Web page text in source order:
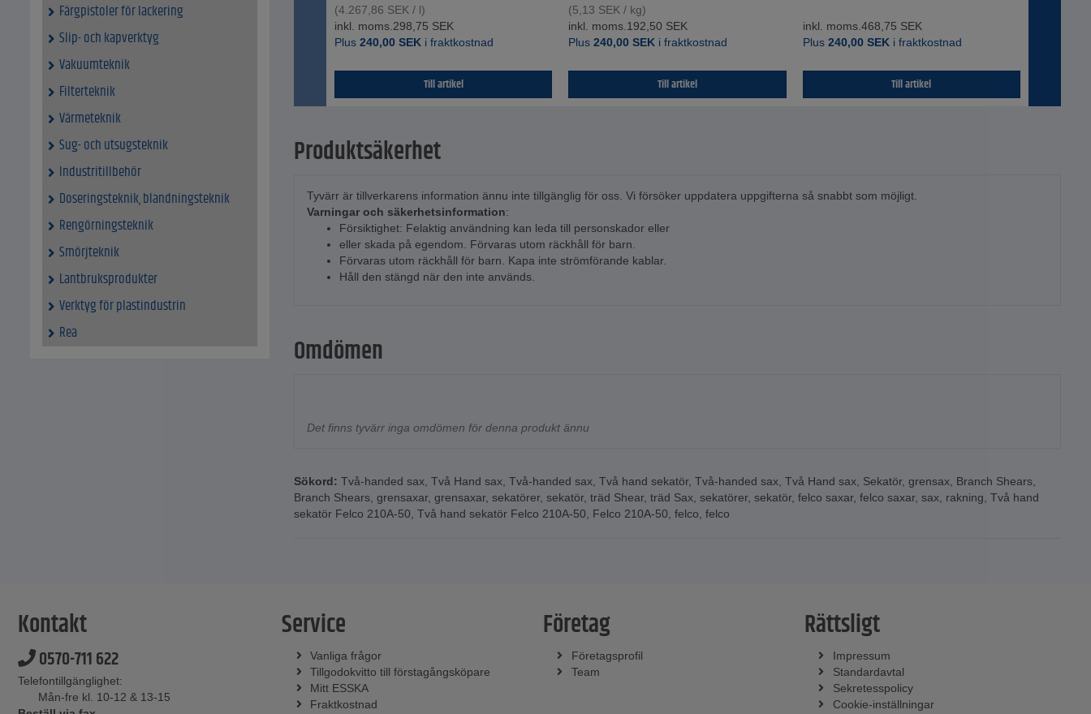
Färgpistoler för lackering
Slip- och kapverktyg
Vakuumteknik
Filterteknik
Värmeteknik
Sug- och utsugsteknik
Industritillbehör
Doseringsteknik, blandningsteknik
Rengörningsteknik
Smörjteknik
Lantbruksprodukter
Verktyg för plastindustrin
Rea
(4.267,86 SEK / l)
inkl. moms. 298,75 SEK
Plus 240,00 SEK i fraktkostnad
Till artikel
(5,13 SEK / kg)
inkl. moms. 192,50 SEK
Plus240,00 SEK i fraktkostnad
Till artikel
inkl. moms. 468,75 SEK
Plus 240,00 SEKi fraktkostnad
Till artikel
Produktsäkerhet
Tyvärr är tillverkarens information ännu inte tillgänglig för oss. Vi försöker uppdatera uppgifterna så snabbt som möjligt.
Varningar och säkerhetsinformation:
Försiktighet: Felaktig användning kan leda till personskador eller
eller skada på egendom. Förvaras utom räckhåll för barn.
Förvaras utom räckhåll för barn. Kapa inte strömförande kablar.
Håll den stängd när den inte används.
Omdömen
Det finns tyvärr inga omdömen för denna produkt ännu
Sökord: Två-handed sax Två Hand sax Två-handed sax Två hand sekatör, Två-handed sax Två Hand sax Sekatör, grensax Branch Shears
Branch Shears grensaxar, grensaxar, sekatörer, sekatör, träd Shear, träd Sax sekatörer, sekatör, felco saxar, felco saxar, sax rakning Två hand
sekatör Felco 210A-50 Två hand sekatör Felco 210A-50 Felco 210A-50 felco felco
Kontakt
0570-711 622
Telefontillgänglighet:
Mån-fre kl. 10-12 & 13-15
Service
Vanliga frågor
Tillgodokvitto till förstagångsköpare
Mitt ESSKA
Fraktkostnad
Företag
Företagsprofil
Team
Rättsligt
Impressum
Standardavtal
Sekretesspolicy
Cookie-inställningar